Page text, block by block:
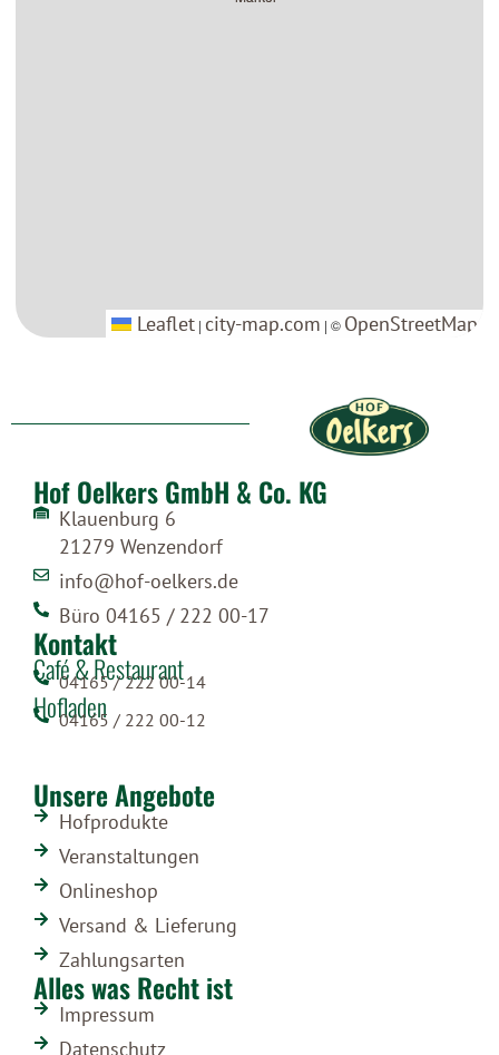
Leaflet | city-map.com | © OpenStreetMap
Leaflet | city-map.com | © OpenStreetMap
Hof Oelkers GmbH & Co. KG
Klauenburg 6
21279 Wenzendorf
info@hof-oelkers.de
Büro 04165 / 222 00-17
Kontakt
Café & Restaurant
04165 / 222 00-14
Hofladen
04165 / 222 00-12
Unsere Angebote
Hofprodukte
Veranstaltungen
Onlineshop
Versand & Lieferung
Zahlungsarten
Alles was Recht ist
Impressum
Datenschutz